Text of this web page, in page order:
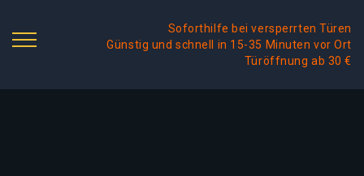
Soforthilfe bei versperrten Türen
Günstig und schnell in 15-35 Minuten vor Ort
Türöffnung ab 30 €